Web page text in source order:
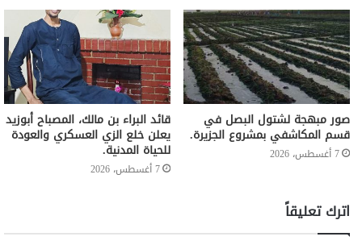
صور مبهجة لشتول البصل في
قسم المكاشفي بمشروع الجزيرة.
7 أغسطس، 2026
قائد البراء بن مالك، المصباح أبوزيد
يعلن خلع الزي العسكري والعودة
للحياة المدنية.
7 أغسطس، 2026
اترك تعليقاً